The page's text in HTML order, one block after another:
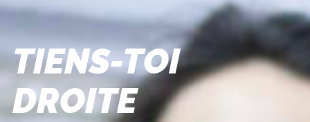
TIENS-TOI
DROITE